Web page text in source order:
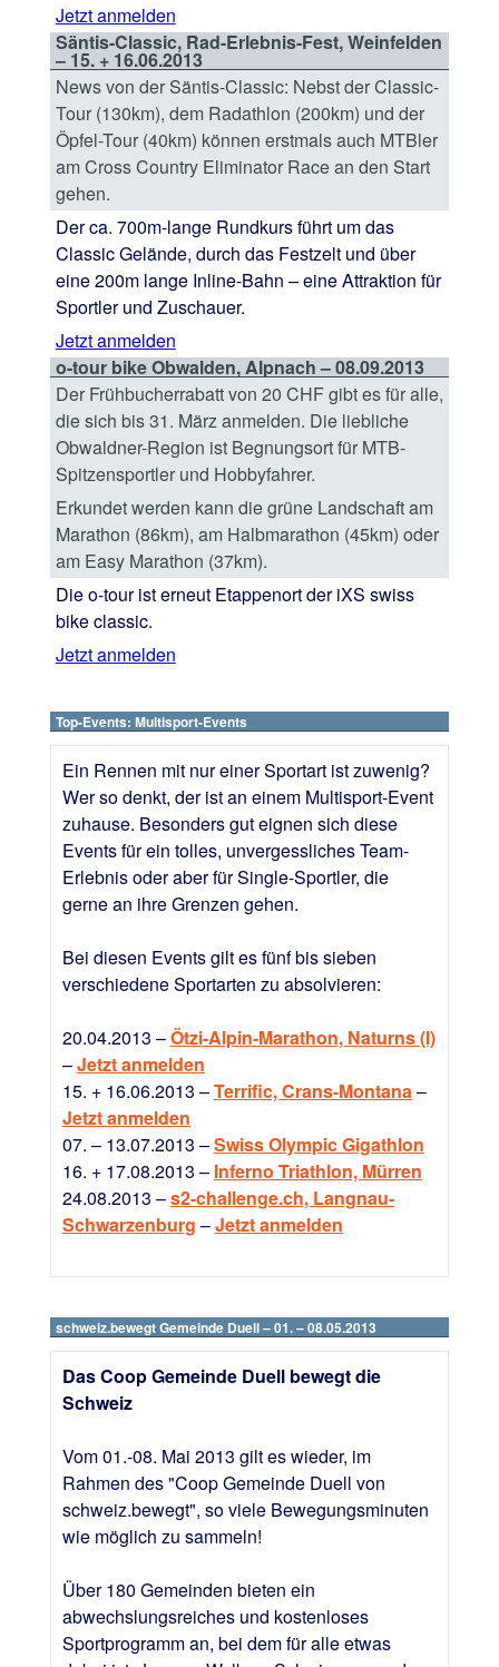
Jetzt anmelden
Säntis-Classic, Rad-Erlebnis-Fest, Weinfelden
– 15. + 16.06.2013
News von der Säntis-Classic: Nebst der Classic-
Tour (130km), dem Radathlon (200km) und der
Öpfel-Tour (40km) können erstmals auch MTBler
am Cross Country Eliminator Race an den Start
gehen.
Der ca. 700m-lange Rundkurs führt um das
Classic Gelände, durch das Festzelt und über
eine 200m lange Inline-Bahn – eine Attraktion für
Sportler und Zuschauer.
Jetzt anmelden
o-tour bike Obwalden, Alpnach – 08.09.2013
Der Frühbucherrabatt von 20 CHF gibt es für alle,
die sich bis 31. März anmelden. Die liebliche
Obwaldner-Region ist Begnungsort für MTB-
Spitzensportler und Hobbyfahrer.
Erkundet werden kann die grüne Landschaft am
Marathon (86km), am Halbmarathon (45km) oder
am Easy Marathon (37km).
Die o-tour ist erneut Etappenort der iXS swiss
bike classic.
Jetzt anmelden
Top-Events: Multisport-Events
Ein Rennen mit nur einer Sportart ist zuwenig?
Wer so denkt, der ist an einem Multisport-Event
zuhause. Besonders gut eignen sich diese
Events für ein tolles, unvergessliches Team-
Erlebnis oder aber für Single-Sportler, die
gerne an ihre Grenzen gehen.
Bei diesen Events gilt es fünf bis sieben
verschiedene Sportarten zu absolvieren:
20.04.2013 –Ötzi-Alpin-Marathon, Naturns (I)
–Jetzt anmelden
15. + 16.06.2013 –Terrific, Crans-Montana –
Jetzt anmelden
07. – 13.07.2013 –Swiss Olympic Gigathlon
16. + 17.08.2013 – Inferno Triathlon, Mürren
24.08.2013 –s2-challenge.ch, Langnau-
Schwarzenburg –Jetzt anmelden
schweiz.bewegt Gemeinde Duell – 01. – 08.05.2013
Das Coop Gemeinde Duell bewegt die
Schweiz
Vom 01.-08. Mai 2013 gilt es wieder, im
Rahmen des "Coop Gemeinde Duell von
schweiz.bewegt", so viele Bewegungsminuten
wie möglich zu sammeln!
Über 180 Gemeinden bieten ein
abwechslungsreiches und kostenloses
Sportprogramm an, bei dem für alle etwas